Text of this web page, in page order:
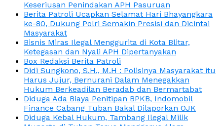
Keseriusan Penindakan APH Pasuruan
Berita Patroli Ucapkan Selamat Hari Bhayangkara
ke-80, Dukung Polri Semakin Presisi dan Dicintai
Masyarakat
Bisnis Miras Ilegal Menggurita di Kota Blitar,
Ketegasan dan Nyali APH Dipertanyakan
Box Redaksi Berita Patroli
Didi Sungkono, S.H., M.H : Polisinya Masyarakat itu
Harus Jujur, Bernurani Dalam Menegakkan
Hukum Berkeadilan Beradab dan Bermartabat
Diduga Ada Biaya Penitipan BPKB, Indomobil
Finance Cabang Tuban Bakal Dilaporkan OJK
Diduga Kebal Hukum, Tambang Ilegal Milik